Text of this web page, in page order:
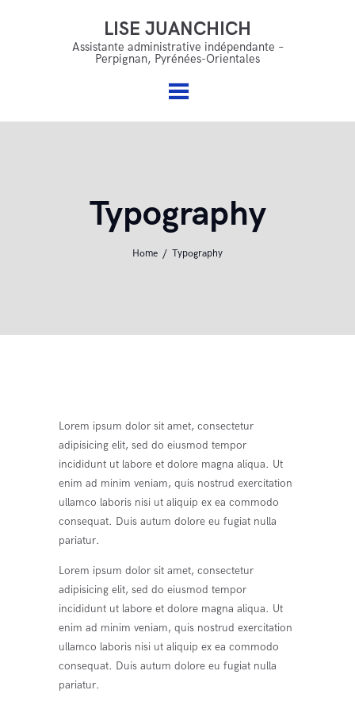
LISE JUANCHICH
Assistante administrative indépendante –
Perpignan, Pyrénées-Orientales
Typography
Home Typography
LISE JUANCHICH
Assistante administrative indépendante – Perpignan,
Accueil
Lorem ipsum dolor sit amet, consectetur
adipisicing elit, sed do eiusmod tempor
incididunt ut labore et dolore magna aliqua. Ut
enim ad minim veniam, quis nostrud exercitation
ullamco laboris nisi ut aliquip ex ea commodo
consequat. Duis autum dolore eu fugiat nulla
pariatur.
Lorem ipsum dolor sit amet, consectetur
adipisicing elit, sed do eiusmod tempor
incididunt ut labore et dolore magna aliqua. Ut
enim ad minim veniam, quis nostrud exercitation
ullamco laboris nisi ut aliquip ex ea commodo
consequat. Duis autum dolore eu fugiat nulla
pariatur.